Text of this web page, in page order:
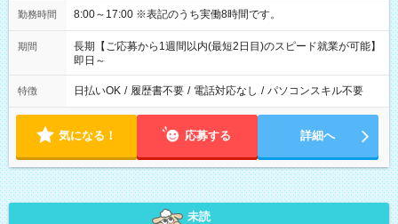
勤務時間 8:00～17:00 ※表記のうち実働8時間です。
期間
長期【ご応募から1週間以内(最短2日目)のスピード就業が可能】
即日～
特徴 日払いOK / 履歴書不要 / 電話対応なし / パソコンスキル不要
気になる！ 応募する 詳細へ
未読